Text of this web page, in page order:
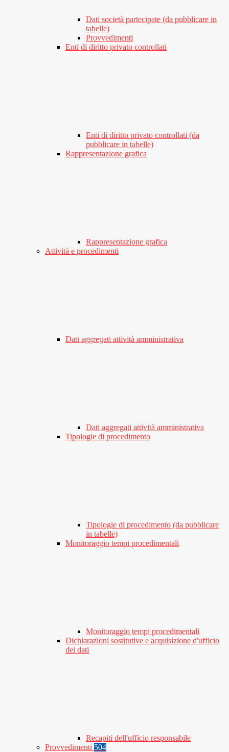
Dati società partecipate (da pubblicare in
tabelle)
Provvedimenti
Enti di diritto privato controllati
Enti di diritto privato controllati (da
pubblicare in tabelle)
Rappresentazione grafica
Rappresentazione grafica
Attività e procedimenti
Dati aggregati attività amministrativa
Dati aggregati attività amministrativa
Tipologie di procedimento
Tipologie di procedimento (da pubblicare
in tabelle)
Monitoraggio tempi procedimentali
Monitoraggio tempi procedimentali
Dichiarazioni sostitutive e acquisizione d'ufficio
dei dati
Recapiti dell'ufficio responsabile
Provvedimenti 504